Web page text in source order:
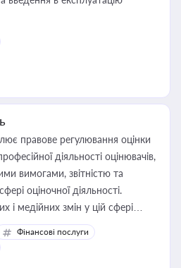
правове регулювання оцінки
діяльності оцінювачів,
вимогами, звітністю та
оціночної діяльності.
і медійних змін у цій сфері
керівника, юриста або
приватизації, оренди
угод і перевірки
Фінансові послуги